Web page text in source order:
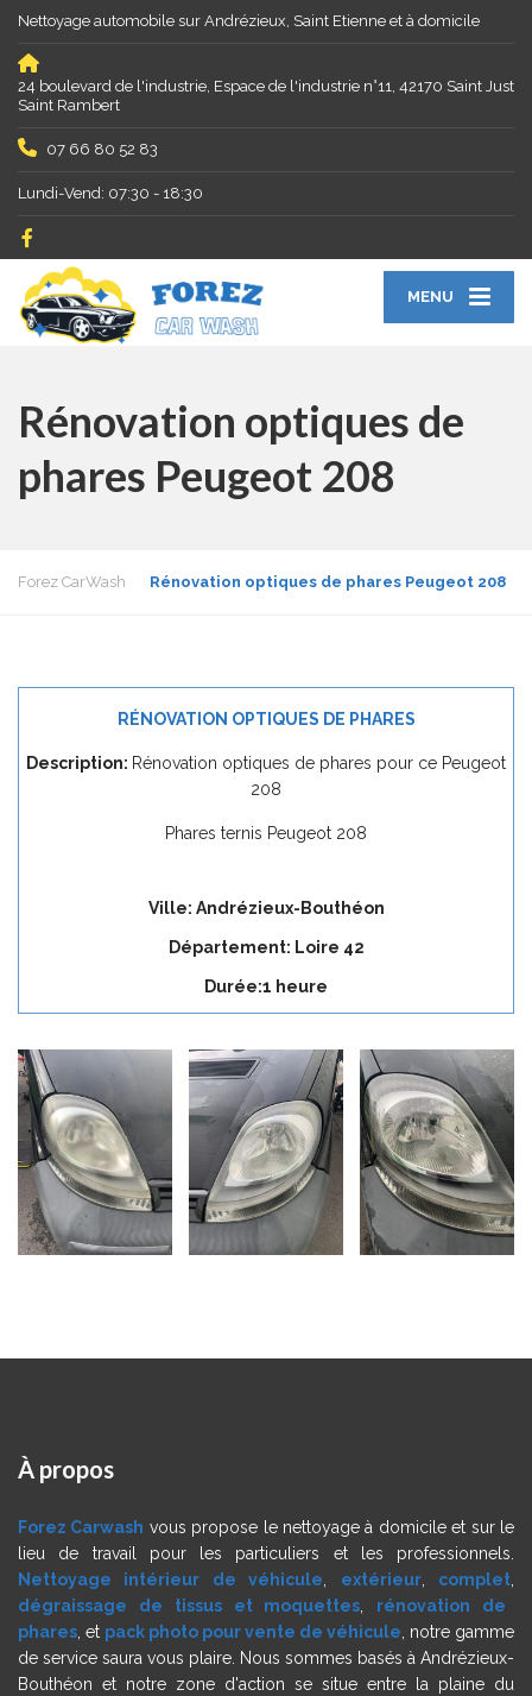
Nettoyage automobile sur Andrézieux, Saint Etienne et à domicile
24 boulevard de l'industrie, Espace de l'industrie n°11, 42170 Saint Just
Saint Rambert
07 66 80 52 83
Lundi-Vend: 07:30 - 18:30
MENU
Rénovation optiques de
phares Peugeot 208
Forez CarWash Rénovation optiques de phares Peugeot 208
RÉNOVATION OPTIQUES DE PHARES
Description: Rénovation optiques de phares pour ce Peugeot
208
Phares ternis Peugeot 208
Ville: Andrézieux-Bouthéon
Département: Loire 42
Durée:1 heure
À propos
Forez Carwash vous propose le nettoyage à domicile et sur le
lieu de travail pour les particuliers et les professionnels.
Nettoyage intérieur de véhicule, extérieur, complet,
dégraissage de tissus et moquettes, rénovation de
phares, et pack photo pour vente de véhicule, notre gamme
de service saura vous plaire. Nous sommes basés à Andrézieux-
Bouthéon et notre zone d'action se situe entre la plaine du